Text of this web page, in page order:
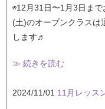
◉12月31日〜1月3日ま
(土)のオープンクラスは
します♬
≫ 続きを読む
2024/11/01 11月レッス